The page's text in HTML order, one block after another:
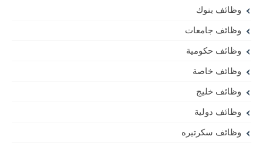
وظائف بنوك
وظائف جامعات
وظائف حكومية
وظائف خاصة
وظائف خليج
وظائف دولية
وظائف سكرتيره